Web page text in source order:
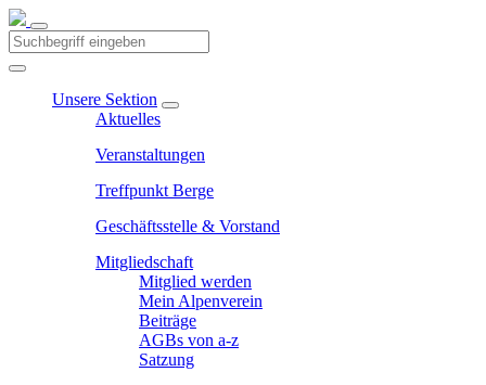
Unsere Sektion
Aktuelles
Veranstaltungen
Treffpunkt Berge
Geschäftsstelle & Vorstand
Mitgliedschaft
Mitglied werden
Mein Alpenverein
Beiträge
AGBs von a-z
Satzung